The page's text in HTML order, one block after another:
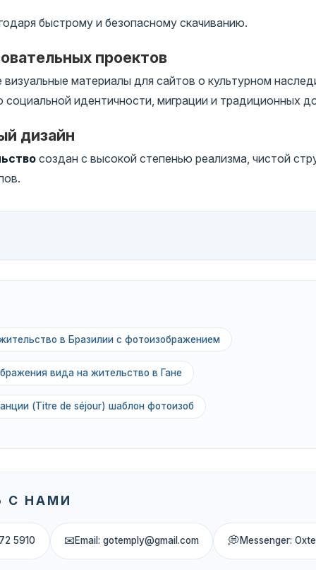
быстрому и безопасному скачиванию.
проектов
материалы для сайтов о культурном
социальной идентичности, миграции и традиционных
дизайн
создан с высокой степенью реализма, чистой
в Бразилии с фотоизображением
вида на жительство в Гане
(Titre de séjour) шаблон фотоизоб
С НАМИ
5910 ✉Email: gotemply@gmail.com 💭Messenger: